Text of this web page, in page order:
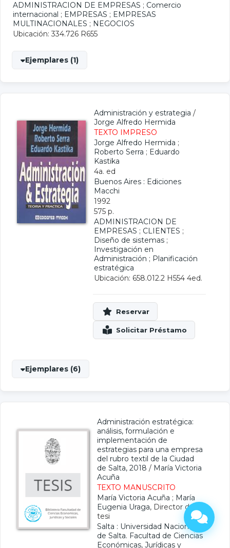
ADMINISTRACION DE EMPRESAS ; Comercio
internacional ; EMPRESAS ; EMPRESAS
MULTINACIONALES ; NEGOCIOS
Ubicación: 334.726 R655
Ejemplares (1)
Administración y estrategia /
Jorge Alfredo Hermida
TEXTO IMPRESO
Jorge Alfredo Hermida ;
Roberto Serra ; Eduardo
Kastika
4a. ed
Buenos Aires : Ediciones
Macchi
1992
575 p.
ADMINISTRACION DE
EMPRESAS ; CLIENTES ;
Diseño de sistemas ;
Investigación en
Administración ; Planificación
estratégica
Ubicación: 658.012.2 H554 4ed.
Ejemplares (6)
Administración estratégica:
análisis, formulación e
implementación de
estrategias para una empresa
del rubro textil de la Ciudad
de Salta, 2018 / María Victoria
Acuña
TEXTO MANUSCRITO
María Victoria Acuña ; María
Eugenia Uraga, Director de
tesi
Salta : Universidad Nacional
de Salta. Facultad de Ciencias
Económicas, Jurídicas y